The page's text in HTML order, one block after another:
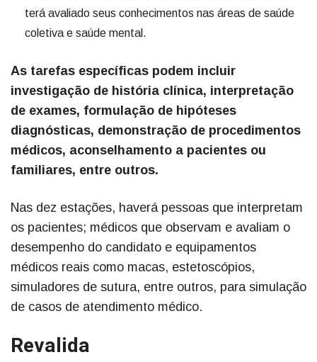
terá avaliado seus conhecimentos nas áreas de saúde
coletiva e saúde mental.
As tarefas específicas podem incluir
investigação de história clínica, interpretação
de exames, formulação de hipóteses
diagnósticas, demonstração de procedimentos
médicos, aconselhamento a pacientes ou
familiares, entre outros.
Nas dez estações, haverá pessoas que interpretam
os pacientes; médicos que observam e avaliam o
desempenho do candidato e equipamentos
médicos reais como macas, estetoscópios,
simuladores de sutura, entre outros, para simulação
de casos de atendimento médico.
Revalida